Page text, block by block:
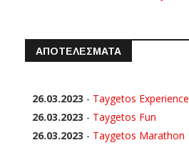
ΑΠΟΤΕΛΕΣΜΑΤΑ
26.03.2023 - Taygetos Experience
26.03.2023 - Taygetos Fun
26.03.2023 - Taygetos Marathon